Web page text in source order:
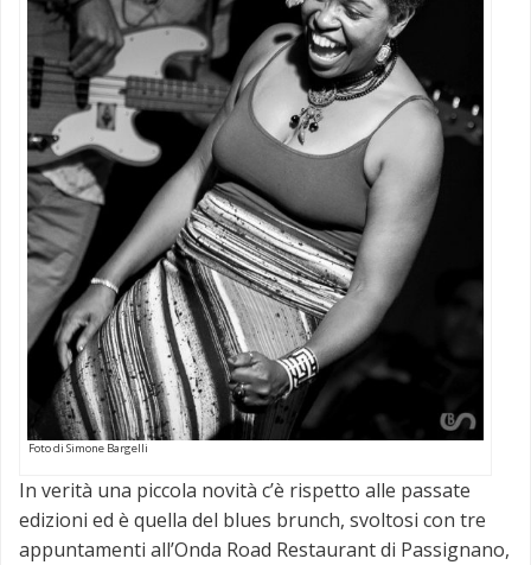
Foto di Simone Bargelli
In verità una piccola novità c’è rispetto alle passate
edizioni ed è quella del blues brunch, svoltosi con tre
appuntamenti all’Onda Road Restaurant di Passignano,